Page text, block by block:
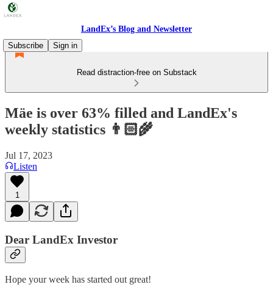
LandEx’s Blog and Newsletter
Subscribe
Sign in
Read distraction-free on Substack
Mäe is over 63% filled and LandEx's
weekly statistics 👨🏻‍🌾
Jul 17, 2023
Listen
1
Dear LandEx Investor
Hope your week has started out great!